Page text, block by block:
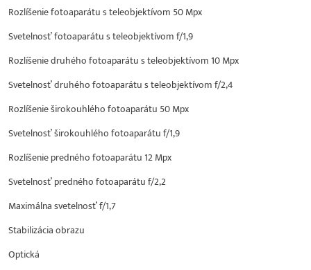
Rozlíšenie fotoaparátu s teleobjektívom 50 Mpx
Svetelnosť fotoaparátu s teleobjektívom f/1,9
Rozlíšenie druhého fotoaparátu s teleobjektívom 10 Mpx
Svetelnosť druhého fotoaparátu s teleobjektívom f/2,4
Rozlíšenie širokouhlého fotoaparátu 50 Mpx
Svetelnosť širokouhlého fotoaparátu f/1,9
Rozlíšenie predného fotoaparátu 12 Mpx
Svetelnosť predného fotoaparátu f/2,2
Maximálna svetelnosť f/1,7
Stabilizácia obrazu
Optická